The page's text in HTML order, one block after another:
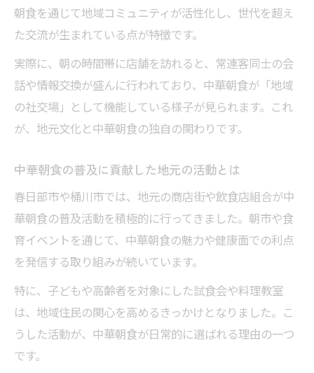
朝食を通じて地域コミュニティが活性化し、世代を超え
た交流が生まれている点が特徴です。
実際に、朝の時間帯に店舗を訪れると、常連客同士の会
話や情報交換が盛んに行われており、中華朝食が「地域
の社交場」として機能している様子が見られます。これ
が、地元文化と中華朝食の独自の関わりです。
中華朝食の普及に貢献した地元の活動とは
春日部市や桶川市では、地元の商店街や飲食店組合が中
華朝食の普及活動を積極的に行ってきました。朝市や食
育イベントを通じて、中華朝食の魅力や健康面での利点
を発信する取り組みが続いています。
特に、子どもや高齢者を対象にした試食会や料理教室
は、地域住民の関心を高めるきっかけとなりました。こ
うした活動が、中華朝食が日常的に選ばれる理由の一つ
です。